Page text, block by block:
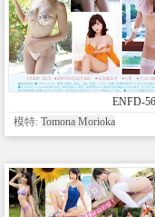
ENFD-
模特: Tomona Morioka